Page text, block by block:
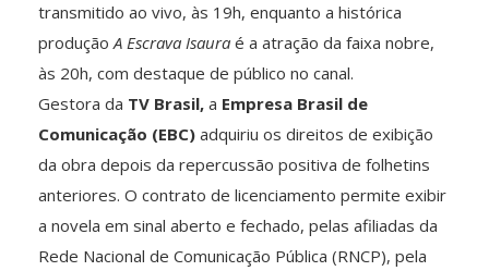
transmitido ao vivo, às 19h, enquanto a histórica
produçãoA Escrava Isaura é a atração da faixa nobre,
às 20h, com destaque de público no canal.
Gestora da TV Brasil, a Empresa Brasil de
Comunicação (EBC) adquiriu os direitos de exibição
da obra depois da repercussão positiva de folhetins
anteriores. O contrato de licenciamento permite exibir
a novela em sinal aberto e fechado, pelas afiliadas da
Rede Nacional de Comunicação Pública (RNCP), pela